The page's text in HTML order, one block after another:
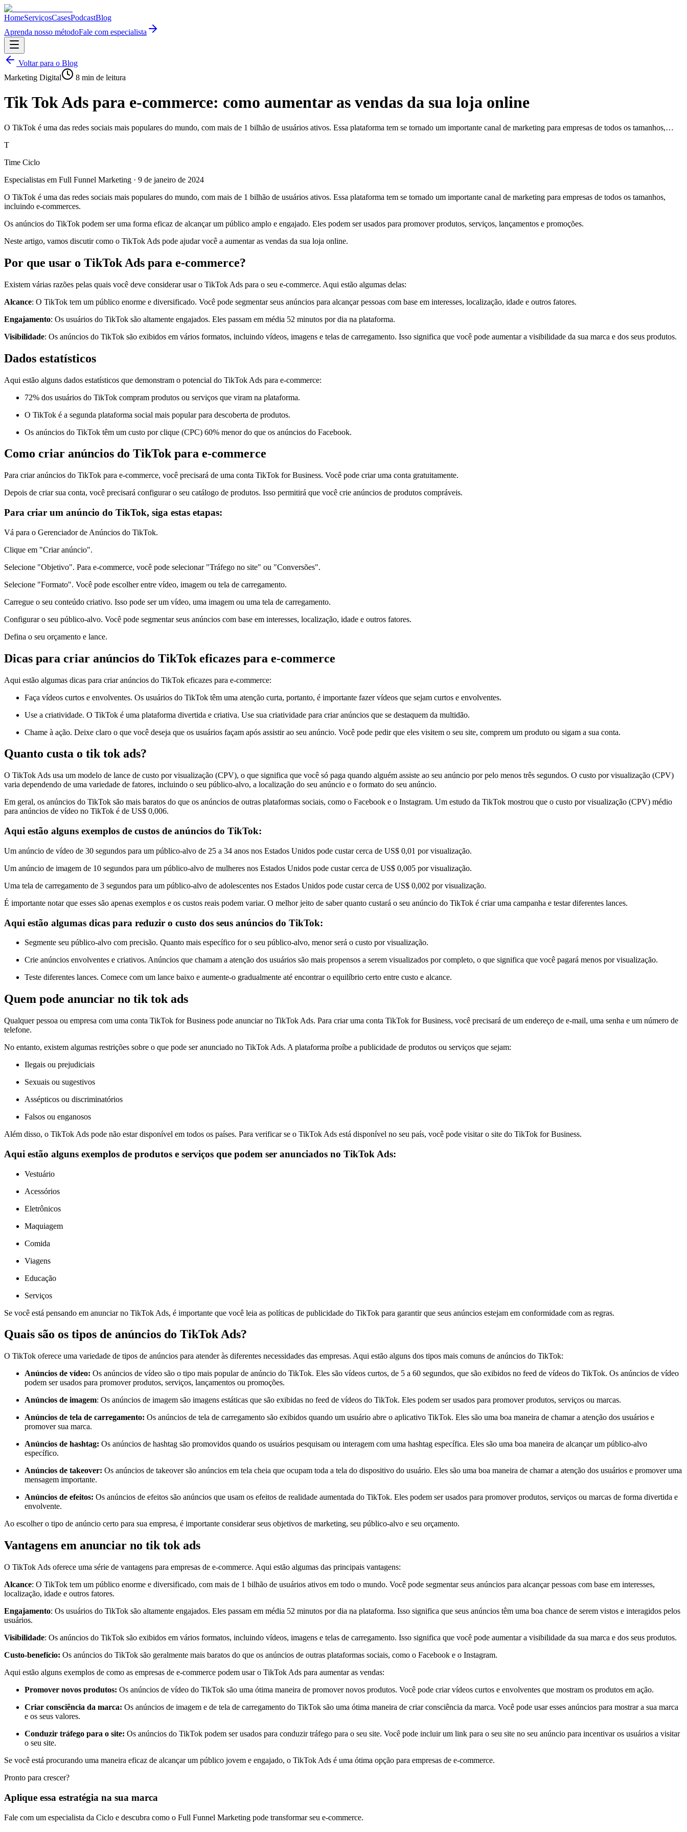
HomeServiçosCasesPodcastBlog
Aprenda nosso métodoFale com especialista
Voltar para o Blog
Marketing Digital
8 min de leitura
Tik Tok Ads para e-commerce: como aumentar as vendas da sua loja online
O TikTok é uma das redes sociais mais populares do mundo, com mais de 1 bilhão de usuários ativos. Essa plataforma tem se tornado um importante canal de marketing para empresas de todos os tamanhos,…
T
Time Ciclo
Especialistas em Full Funnel Marketing · 9 de janeiro de 2024
O TikTok é uma das redes sociais mais populares do mundo, com mais de 1 bilhão de usuários ativos. Essa plataforma tem se tornado um importante canal de marketing para empresas de todos os tamanhos,
incluindo e-commerces.
Os anúncios do TikTok podem ser uma forma eficaz de alcançar um público amplo e engajado. Eles podem ser usados para promover produtos, serviços, lançamentos e promoções.
Neste artigo, vamos discutir como o TikTok Ads pode ajudar você a aumentar as vendas da sua loja online.
Por que usar o TikTok Ads para e-commerce?
Existem várias razões pelas quais você deve considerar usar o TikTok Ads para o seu e-commerce. Aqui estão algumas delas:
Alcance: O TikTok tem um público enorme e diversificado. Você pode segmentar seus anúncios para alcançar pessoas com base em interesses, localização, idade e outros fatores.
Engajamento: Os usuários do TikTok são altamente engajados. Eles passam em média 52 minutos por dia na plataforma.
Visibilidade: Os anúncios do TikTok são exibidos em vários formatos, incluindo vídeos, imagens e telas de carregamento. Isso significa que você pode aumentar a visibilidade da sua marca e dos seus produtos.
Dados estatísticos
Aqui estão alguns dados estatísticos que demonstram o potencial do TikTok Ads para e-commerce:
72% dos usuários do TikTok compram produtos ou serviços que viram na plataforma.
O TikTok é a segunda plataforma social mais popular para descoberta de produtos.
Os anúncios do TikTok têm um custo por clique (CPC) 60% menor do que os anúncios do Facebook.
Como criar anúncios do TikTok para e-commerce
Para criar anúncios do TikTok para e-commerce, você precisará de uma conta TikTok for Business. Você pode criar uma conta gratuitamente.
Depois de criar sua conta, você precisará configurar o seu catálogo de produtos. Isso permitirá que você crie anúncios de produtos compráveis.
Para criar um anúncio do TikTok, siga estas etapas:
Vá para o Gerenciador de Anúncios do TikTok.
Clique em "Criar anúncio".
Selecione "Objetivo". Para e-commerce, você pode selecionar "Tráfego no site" ou "Conversões".
Selecione "Formato". Você pode escolher entre vídeo, imagem ou tela de carregamento.
Carregue o seu conteúdo criativo. Isso pode ser um vídeo, uma imagem ou uma tela de carregamento.
Configurar o seu público-alvo. Você pode segmentar seus anúncios com base em interesses, localização, idade e outros fatores.
Defina o seu orçamento e lance.
Dicas para criar anúncios do TikTok eficazes para e-commerce
Aqui estão algumas dicas para criar anúncios do TikTok eficazes para e-commerce:
Faça vídeos curtos e envolventes. Os usuários do TikTok têm uma atenção curta, portanto, é importante fazer vídeos que sejam curtos e envolventes.
Use a criatividade. O TikTok é uma plataforma divertida e criativa. Use sua criatividade para criar anúncios que se destaquem da multidão.
Chame à ação. Deixe claro o que você deseja que os usuários façam após assistir ao seu anúncio. Você pode pedir que eles visitem o seu site, comprem um produto ou sigam a sua conta.
Quanto custa o tik tok ads?
O TikTok Ads usa um modelo de lance de custo por visualização (CPV), o que significa que você só paga quando alguém assiste ao seu anúncio por pelo menos três segundos. O custo por visualização (CPV)
varia dependendo de uma variedade de fatores, incluindo o seu público-alvo, a localização do seu anúncio e o formato do seu anúncio.
Em geral, os anúncios do TikTok são mais baratos do que os anúncios de outras plataformas sociais, como o Facebook e o Instagram. Um estudo da TikTok mostrou que o custo por visualização (CPV) médio
para anúncios de vídeo no TikTok é de US$ 0,006.
Aqui estão alguns exemplos de custos de anúncios do TikTok:
Um anúncio de vídeo de 30 segundos para um público-alvo de 25 a 34 anos nos Estados Unidos pode custar cerca de US$ 0,01 por visualização.
Um anúncio de imagem de 10 segundos para um público-alvo de mulheres nos Estados Unidos pode custar cerca de US$ 0,005 por visualização.
Uma tela de carregamento de 3 segundos para um público-alvo de adolescentes nos Estados Unidos pode custar cerca de US$ 0,002 por visualização.
É importante notar que esses são apenas exemplos e os custos reais podem variar. O melhor jeito de saber quanto custará o seu anúncio do TikTok é criar uma campanha e testar diferentes lances.
Aqui estão algumas dicas para reduzir o custo dos seus anúncios do TikTok:
Segmente seu público-alvo com precisão. Quanto mais específico for o seu público-alvo, menor será o custo por visualização.
Crie anúncios envolventes e criativos. Anúncios que chamam a atenção dos usuários são mais propensos a serem visualizados por completo, o que significa que você pagará menos por visualização.
Teste diferentes lances. Comece com um lance baixo e aumente-o gradualmente até encontrar o equilíbrio certo entre custo e alcance.
Quem pode anunciar no tik tok ads
Qualquer pessoa ou empresa com uma conta TikTok for Business pode anunciar no TikTok Ads. Para criar uma conta TikTok for Business, você precisará de um endereço de e-mail, uma senha e um número de
telefone.
No entanto, existem algumas restrições sobre o que pode ser anunciado no TikTok Ads. A plataforma proíbe a publicidade de produtos ou serviços que sejam:
Ilegais ou prejudiciais
Sexuais ou sugestivos
Assépticos ou discriminatórios
Falsos ou enganosos
Além disso, o TikTok Ads pode não estar disponível em todos os países. Para verificar se o TikTok Ads está disponível no seu país, você pode visitar o site do TikTok for Business.
Aqui estão alguns exemplos de produtos e serviços que podem ser anunciados no TikTok Ads:
Vestuário
Acessórios
Eletrônicos
Maquiagem
Comida
Viagens
Educação
Serviços
Se você está pensando em anunciar no TikTok Ads, é importante que você leia as políticas de publicidade do TikTok para garantir que seus anúncios estejam em conformidade com as regras.
Quais são os tipos de anúncios do TikTok Ads?
O TikTok oferece uma variedade de tipos de anúncios para atender às diferentes necessidades das empresas. Aqui estão alguns dos tipos mais comuns de anúncios do TikTok:
Anúncios de vídeo: Os anúncios de vídeo são o tipo mais popular de anúncio do TikTok. Eles são vídeos curtos, de 5 a 60 segundos, que são exibidos no feed de vídeos do TikTok. Os anúncios de vídeo
podem ser usados para promover produtos, serviços, lançamentos ou promoções.
Anúncios de imagem: Os anúncios de imagem são imagens estáticas que são exibidas no feed de vídeos do TikTok. Eles podem ser usados para promover produtos, serviços ou marcas.
Anúncios de tela de carregamento: Os anúncios de tela de carregamento são exibidos quando um usuário abre o aplicativo TikTok. Eles são uma boa maneira de chamar a atenção dos usuários e
promover sua marca.
Anúncios de hashtag: Os anúncios de hashtag são promovidos quando os usuários pesquisam ou interagem com uma hashtag específica. Eles são uma boa maneira de alcançar um público-alvo
específico.
Anúncios de takeover: Os anúncios de takeover são anúncios em tela cheia que ocupam toda a tela do dispositivo do usuário. Eles são uma boa maneira de chamar a atenção dos usuários e promover uma
mensagem importante.
Anúncios de efeitos: Os anúncios de efeitos são anúncios que usam os efeitos de realidade aumentada do TikTok. Eles podem ser usados para promover produtos, serviços ou marcas de forma divertida e
envolvente.
Ao escolher o tipo de anúncio certo para sua empresa, é importante considerar seus objetivos de marketing, seu público-alvo e seu orçamento.
Vantagens em anunciar no tik tok ads
O TikTok Ads oferece uma série de vantagens para empresas de e-commerce. Aqui estão algumas das principais vantagens:
Alcance: O TikTok tem um público enorme e diversificado, com mais de 1 bilhão de usuários ativos em todo o mundo. Você pode segmentar seus anúncios para alcançar pessoas com base em interesses,
localização, idade e outros fatores.
Engajamento: Os usuários do TikTok são altamente engajados. Eles passam em média 52 minutos por dia na plataforma. Isso significa que seus anúncios têm uma boa chance de serem vistos e interagidos pelos
usuários.
Visibilidade: Os anúncios do TikTok são exibidos em vários formatos, incluindo vídeos, imagens e telas de carregamento. Isso significa que você pode aumentar a visibilidade da sua marca e dos seus produtos.
Custo-benefício: Os anúncios do TikTok são geralmente mais baratos do que os anúncios de outras plataformas sociais, como o Facebook e o Instagram.
Aqui estão alguns exemplos de como as empresas de e-commerce podem usar o TikTok Ads para aumentar as vendas:
Promover novos produtos: Os anúncios de vídeo do TikTok são uma ótima maneira de promover novos produtos. Você pode criar vídeos curtos e envolventes que mostram os produtos em ação.
Criar consciência da marca: Os anúncios de imagem e de tela de carregamento do TikTok são uma ótima maneira de criar consciência da marca. Você pode usar esses anúncios para mostrar a sua marca
e os seus valores.
Conduzir tráfego para o site: Os anúncios do TikTok podem ser usados para conduzir tráfego para o seu site. Você pode incluir um link para o seu site no seu anúncio para incentivar os usuários a visitar
o seu site.
Se você está procurando uma maneira eficaz de alcançar um público jovem e engajado, o TikTok Ads é uma ótima opção para empresas de e-commerce.
Pronto para crescer?
Aplique essa estratégia na sua marca
Fale com um especialista da Ciclo e descubra como o Full Funnel Marketing pode transformar seu e-commerce.